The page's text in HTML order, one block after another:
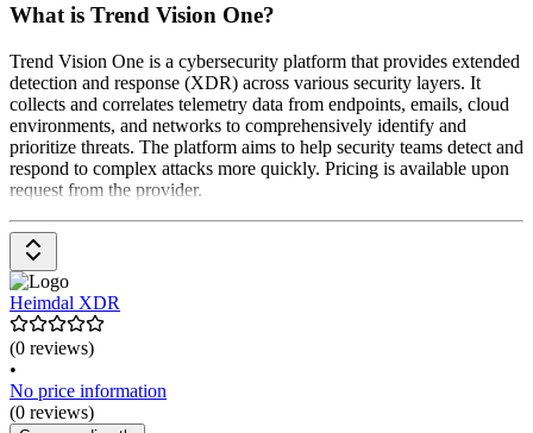
What is Trend Vision One?
Trend Vision One is a cybersecurity platform that provides extended
detection and response (XDR) across various security layers. It
collects and correlates telemetry data from endpoints, emails, cloud
environments, and networks to comprehensively identify and
prioritize threats. The platform aims to help security teams detect and
respond to complex attacks more quickly. Pricing is available upon
request from the provider.
Heimdal XDR
(0 reviews)
•
No price information
(0 reviews)